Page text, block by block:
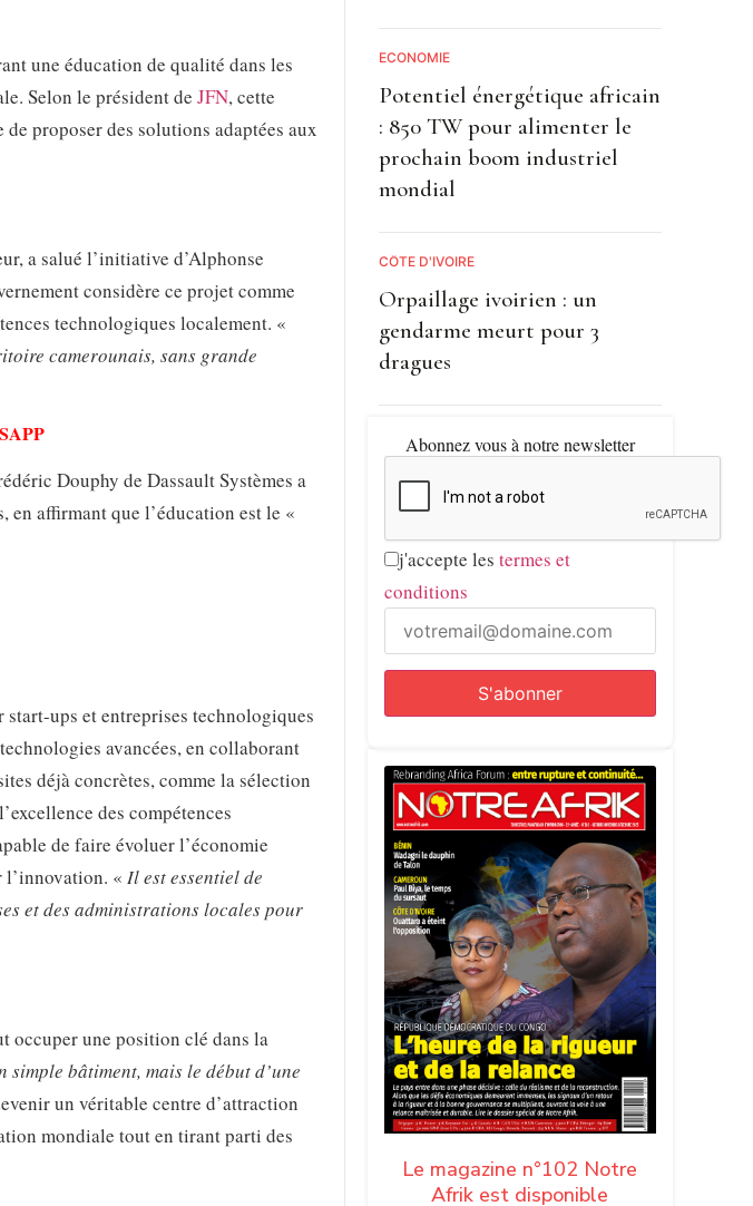
une éducation de qualité dans les
Selon le président de JFN, cette
proposer des solutions adaptées aux
a salué l’initiative d’Alphonse
considère ce projet comme
technologiques localement. «
camerounais, sans grande
Douphy de Dassault Systèmes a
affirmant que l’éducation est le «
start-ups et entreprises technologiques
avancées, en collaborant
déjà concrètes, comme la sélection
des compétences
de faire évoluer l’économie
l’innovation. « Il est essentiel de
et des administrations locales pour
occuper une position clé dans la
simple bâtiment, mais le début d’une
un véritable centre d’attraction
mondiale tout en tirant parti des
ECONOMIE
Potentiel énergétique africain
: 850 TW pour alimenter le
prochain boom industriel
mondial
CÔTE D'IVOIRE
Orpaillage ivoirien : un
gendarme meurt pour 3
dragues
Abonnez vous à notre newsletter
j'accepte les termes et
conditions
Le magazine n°102 Notre
Afrik est disponible